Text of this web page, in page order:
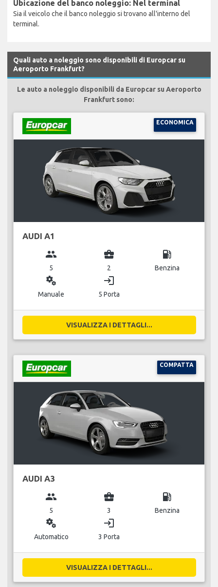
Ubicazione del banco noleggio: Nel terminal
Sia il veicolo che il banco noleggio si trovano all'interno del
terminal.
Quali auto a noleggio sono disponibili di Europcar su
Aeroporto Frankfurt?
Le auto a noleggio disponibili da Europcar su Aeroporto
Frankfurt sono:
ECONOMICA
AUDI A1
group
5
business_center
2
local_gas_station
Benzina
miscellaneous_services
Manuale
login
5 Porta
VISUALIZZA I DETTAGLI...
COMPATTA
AUDI A3
group
5
business_center
3
local_gas_station
Benzina
miscellaneous_services
Automatico
login
3 Porta
VISUALIZZA I DETTAGLI...